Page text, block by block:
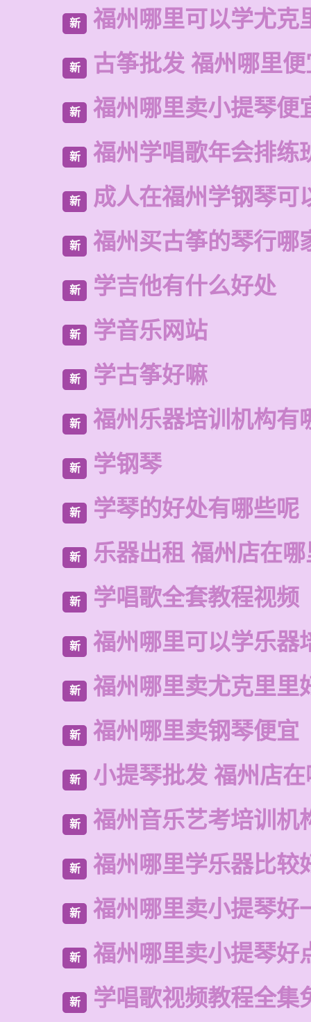
新 福州哪里可以学尤克
新 古筝批发 福州哪里
新 福州哪里卖小提琴便
新 福州学唱歌年会排练
新 成人在福州学钢琴可
新 福州买古筝的琴行哪
新 学吉他有什么好处
新 学音乐网站
新 学古筝好嘛
新 福州乐器培训机构有
新 学钢琴
新 学琴的好处有哪些呢
新 乐器出租 福州店在
新 学唱歌全套教程视频
新 福州哪里可以学乐器
新 福州哪里卖尤克里里
新 福州哪里卖钢琴便宜
新 小提琴批发 福州店
新 福州音乐艺考培训机
新 福州哪里学乐器比较
新 福州哪里卖小提琴好
新 福州哪里卖小提琴好
新 学唱歌视频教程全集